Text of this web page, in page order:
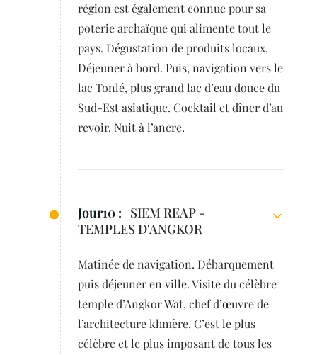
région est également connue pour sa
poterie archaïque qui alimente tout le
pays. Dégustation de produits locaux.
Déjeuner à bord. Puis, navigation vers le
lac Tonlé, plus grand lac d’eau douce du
Sud-Est asiatique. Cocktail et dîner d’au
revoir. Nuit à l’ancre.
Jour10 : SIEM REAP -
TEMPLES D'ANGKOR
Matinée de navigation. Débarquement
puis déjeuner en ville. Visite du célèbre
temple d’Angkor Wat, chef d’œuvre de
l’architecture khmère. C’est le plus
célèbre et le plus imposant de tous les